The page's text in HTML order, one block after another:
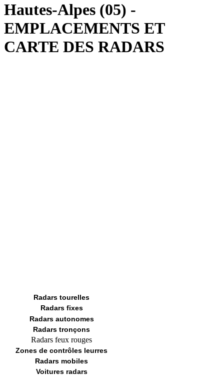
Hautes-Alpes (05) -
EMPLACEMENTS ET
CARTE DES RADARS
Radars tourelles
Radars fixes
Radars autonomes
Radars tronçons
Radars feux rouges
Zones de contrôles leurres
Radars mobiles
Voitures radars